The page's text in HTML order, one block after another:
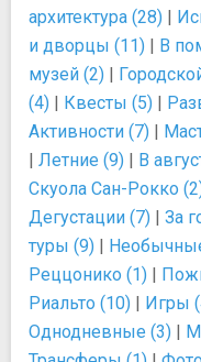
архитектура (28) |
и дворцы (11) | В
музей (2) |
(4) | Квесты (5) |
Активности (7) |
| Летние (9) | В
Скуола Сан-Рокко
Дегустации (7) | За
туры (9) |
Реццонико (1) |
Риальто (10) | Игры
Однодневные (3) |